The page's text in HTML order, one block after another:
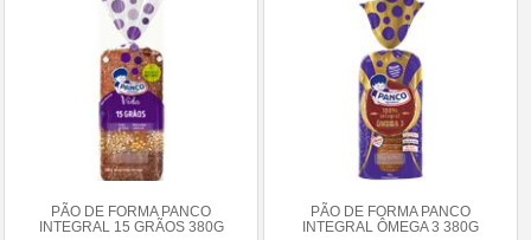
PÃO DE FORMA PANCO
INTEGRAL 15 GRÃOS 380G
PÃO DE FORMA PANCO
INTEGRAL ÔMEGA 3 380G